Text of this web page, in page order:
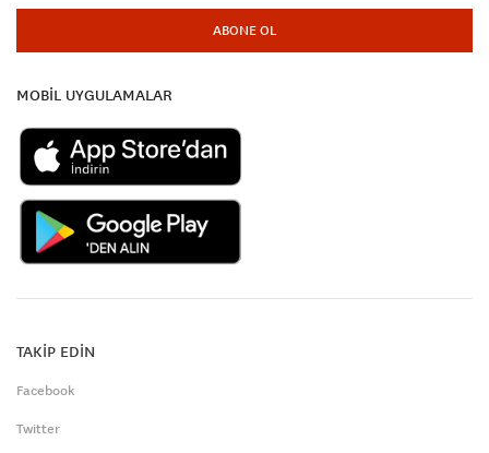
ABONE OL
MOBİL UYGULAMALAR
TAKİP EDİN
Facebook
Twitter